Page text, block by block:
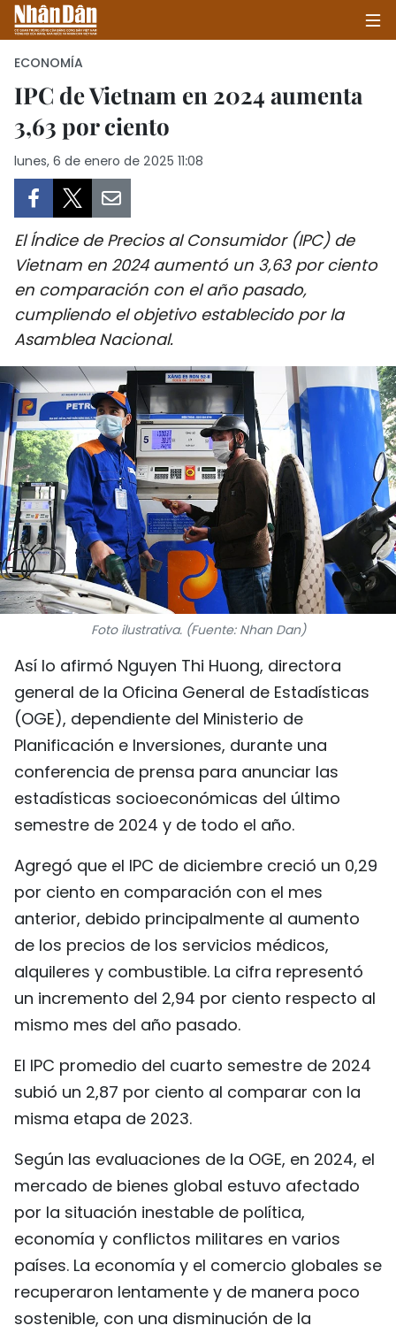
INICIO
POLÍTICA
SOCIEDAD
SALUD - MEDIO AMBIENTE
CULTURA - ENTRETENIMIENTO
INTERNACIONAL
DEPORTES
VIAJES
PUENTE DE AMISTAD
HISTORIAS MULTIMEDIA
FOTOGRAFÍA
TIẾNG VIỆT
ENGLISH
中文
FRANÇAIS
РУССКИЙ
ECONOMÍA
IPC de Vietnam en 2024 aumenta
3,63 por ciento
lunes, 6 de enero de 2025 11:08
El Índice de Precios al Consumidor (IPC) de
Vietnam en 2024 aumentó un 3,63 por ciento
en comparación con el año pasado,
cumpliendo el objetivo establecido por la
Asamblea Nacional.
Foto ilustrativa. (Fuente: Nhan Dan)
Así lo afirmó Nguyen Thi Huong, directora
general de la Oficina General de Estadísticas
(OGE), dependiente del Ministerio de
Planificación e Inversiones, durante una
conferencia de prensa para anunciar las
estadísticas socioeconómicas del último
semestre de 2024 y de todo el año.
Agregó que el IPC de diciembre creció un 0,29
por ciento en comparación con el mes
anterior, debido principalmente al aumento
de los precios de los servicios médicos,
alquileres y combustible. La cifra representó
un incremento del 2,94 por ciento respecto al
mismo mes del año pasado.
El IPC promedio del cuarto semestre de 2024
subió un 2,87 por ciento al comparar con la
misma etapa de 2023.
Según las evaluaciones de la OGE, en 2024, el
mercado de bienes global estuvo afectado
por la situación inestable de política,
economía y conflictos militares en varios
países. La economía y el comercio globales se
recuperaron lentamente y de manera poco
sostenible, con una disminución de la